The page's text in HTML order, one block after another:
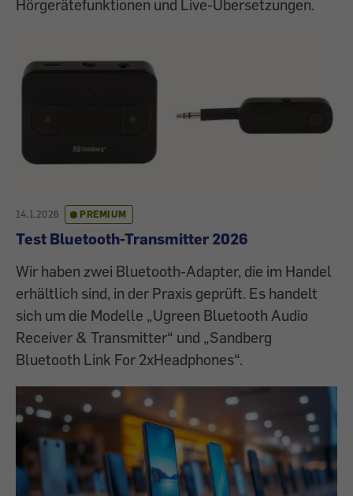
Hörgerätefunktionen und Live-Übersetzungen.
14.1.2026 PREMIUM
Test Bluetooth-Transmitter 2026
Wir haben zwei Bluetooth-Adapter, die im Handel
erhältlich sind, in der Praxis geprüft. Es handelt
sich um die Modelle „Ugreen Bluetooth Audio
Receiver & Transmitter“ und „Sandberg
Bluetooth Link For 2xHeadphones“.